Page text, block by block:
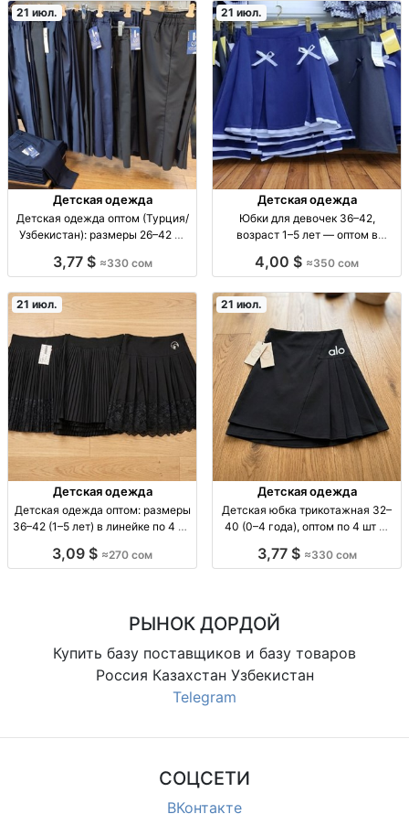
повседнев. размеры 0–7 кл., 8
размеров в пачке, комплек
21 июл.
Детская одежда
Детская одежда оптом (Турция/
Узбекистан): размеры 26–42 —
одежда оптом, Турция/
размерам: 26-32 (5-7 л) по 4 шт
— 330 KGS; 30-38
3,77 $ ≈330 сом
21 июл.
Детская одежда
Юбки для девочек 36–42,
возраст 1–5 лет — оптом в
1–5 лет, р-р 36–42, линейка 4шт,
4,00 $ ≈350 сом
21 июл.
Детская одежда
Детская одежда оптом: размеры
36–42 (1–5 лет) в линейке по 4 шт
оптом; размеры 36-42; возраст
3,09 $ ≈270 сом
21 июл.
Детская одежда
Детская юбка трикотажная 32–
40 (0–4 года), оптом по 4 шт —
детская, дев., трикотаж, р-р 32–
3,77 $ ≈330 сом
РЫНОК ДОРДОЙ
Купить базу поставщиков и базу товаров
Россия Казахстан Узбекистан
Telegram
СОЦСЕТИ
ВКонтакте